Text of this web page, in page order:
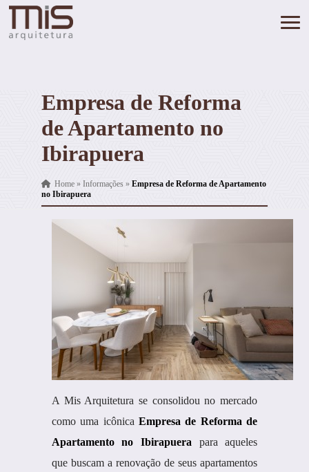
Empresa de Reforma
de Apartamento no
Ibirapuera
Home» Informações » Empresa de Reforma de Apartamento
no Ibirapuera
A Mis Arquitetura se consolidou no mercado
como uma icônica Empresa de Reforma de
Apartamento no Ibirapuera para aqueles
que buscam a renovação de seus apartamentos